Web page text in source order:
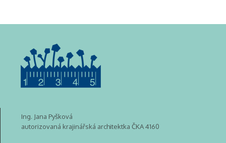
Ing. Jana Pyšková
autorizovaná krajinářská architektka ČKA 4160